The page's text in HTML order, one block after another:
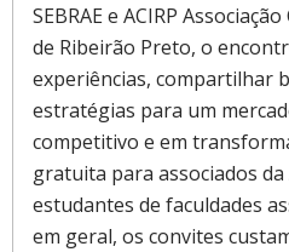
SEBRAE e ACIRP
de Ribeirão Preto, o
experiências, compartilhar
estratégias para um
competitivo e em
gratuita para associados da
estudantes de faculdades
em geral, os convites